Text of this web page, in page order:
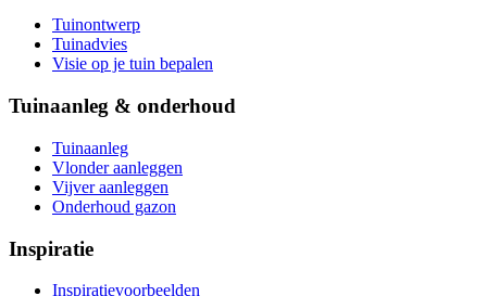
Tuinontwerp
Tuinadvies
Visie op je tuin bepalen
Tuinaanleg & onderhoud
Tuinaanleg
Vlonder aanleggen
Vijver aanleggen
Onderhoud gazon
Inspiratie
Inspiratievoorbeelden